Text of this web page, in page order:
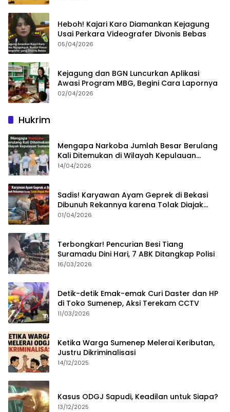
Heboh! Kajari Karo Diamankan Kejagung
Usai Perkara Videografer Divonis Bebas
05/04/2026
Kejagung dan BGN Luncurkan Aplikasi
Awasi Program MBG, Begini Cara Lapornya
02/04/2026
Hukrim
Mengapa Narkoba Jumlah Besar Berulang
Kali Ditemukan di Wilayah Kepulauan
Sumenep?
14/04/2026
Sadis! Karyawan Ayam Geprek di Bekasi
Dibunuh Rekannya karena Tolak Diajak
Merampok Majikan
01/04/2026
Terbongkar! Pencurian Besi Tiang
Suramadu Dini Hari, 7 ABK Ditangkap Polisi
16/03/2026
Detik-detik Emak-emak Curi Daster dan HP
di Toko Sumenep, Aksi Terekam CCTV
11/03/2026
Ketika Warga Sumenep Melerai Keributan,
Justru Dikriminalisasi
14/12/2025
Kasus ODGJ Sapudi, Keadilan untuk Siapa?
13/12/2025